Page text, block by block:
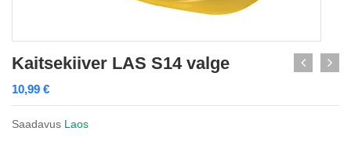
Kaitsekiiver LAS S14 valge
10,99 €
Saadavus Laos